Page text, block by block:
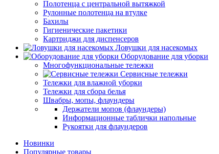
Полотенца с центральной вытяжкой
Рулонные полотенца на втулке
Бахилы
Гигиенические пакетики
Картриджи для диспенсеров
Ловушки для насекомых
Оборудование для уборки
Многофункциональные тележки
Сервисные тележки
Тележки для влажной уборки
Тележки для сбора белья
Швабры, мопы, флаундеры
Держатели мопов (флаундеры)
Информационные таблички напольные
Рукоятки для флаундеров
Новинки
Популярные товары